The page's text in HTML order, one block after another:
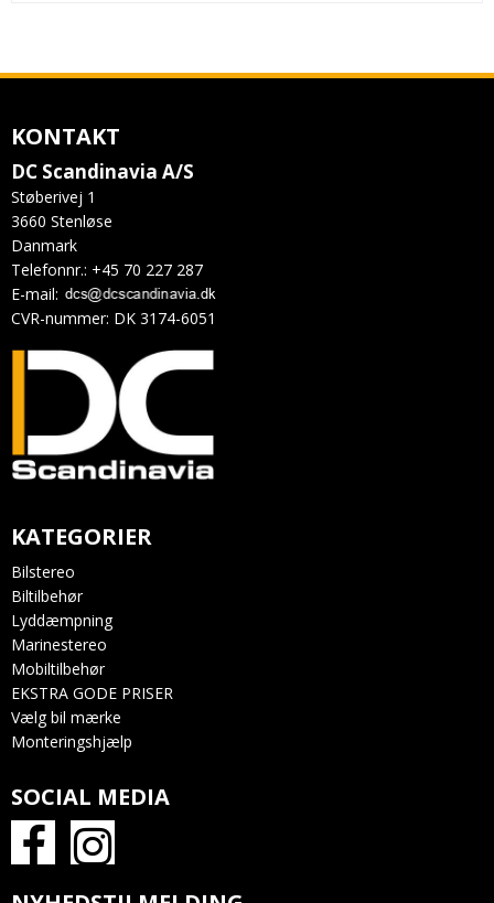
KONTAKT
DC Scandinavia A/S
Støberivej 1
3660 Stenløse
Danmark
Telefonnr.: +45 70 227 287
E-mail:
CVR-nummer: DK 3174-6051
KATEGORIER
Bilstereo
Biltilbehør
Lyddæmpning
Marinestereo
Mobiltilbehør
EKSTRA GODE PRISER
Vælg bil mærke
Monteringshjælp
SOCIAL MEDIA